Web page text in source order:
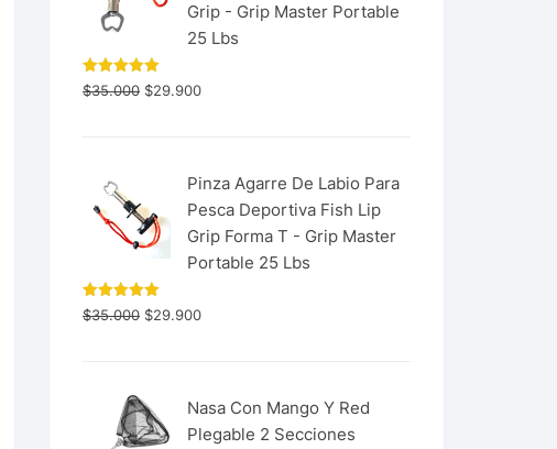
Grip - Grip Master Portable
25 Lbs
Valorado
con 5.00
$35.000 $29.900
Pinza Agarre De Labio Para
Pesca Deportiva Fish Lip
Grip Forma T - Grip Master
Portable 25 Lbs
Valorado
con 5.00
$35.000 $29.900
Nasa Con Mango Y Red
Plegable 2 Secciones